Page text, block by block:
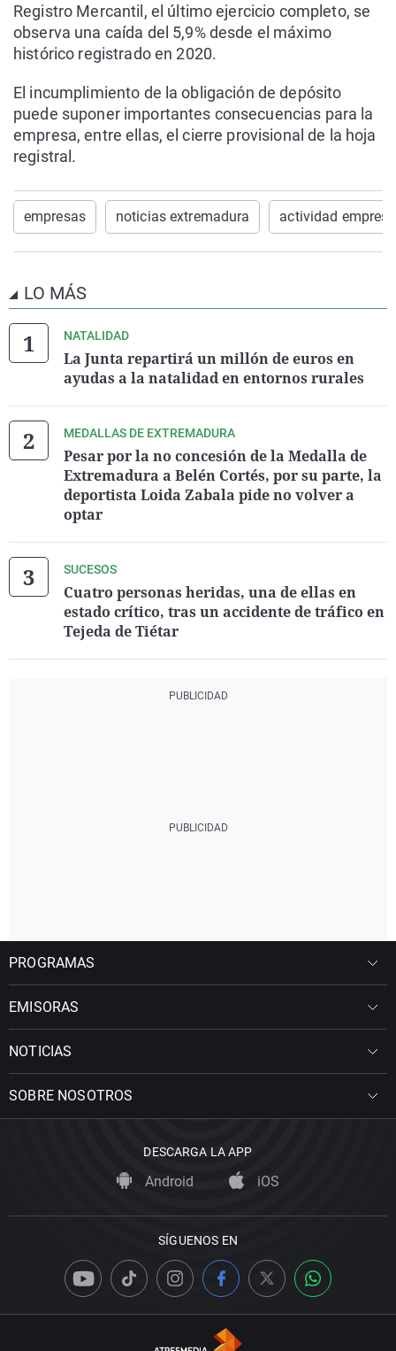
Registro Mercantil, el último ejercicio completo, se
observa una caída del 5,9% desde el máximo
histórico registrado en 2020.
El incumplimiento de la obligación de depósito
puede suponer importantes consecuencias para la
empresa, entre ellas, el cierre provisional de la hoja
registral.
empresas noticias extremadura actividad
LO MÁS
NATALIDAD
La Junta repartirá un millón de euros en
ayudas a la natalidad en entornos rurales
MEDALLAS DE EXTREMADURA
Pesar por la no concesión de la Medalla de
Extremadura a Belén Cortés, por su parte, la
deportista Loida Zabala pide no volver a
optar
SUCESOS
Cuatro personas heridas, una de ellas en
estado crítico, tras un accidente de tráfico en
Tejeda de Tiétar
PROGRAMAS
EMISORAS
NOTICIAS
SOBRE NOSOTROS
DESCARGA LA APP
Android iOS
SÍGUENOS EN